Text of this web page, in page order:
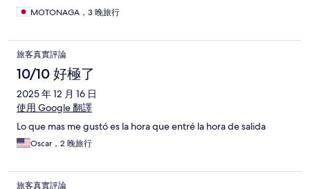
MOTONAGA，3 晚旅行
旅客真實評論
10/10 好極了
2025 年 12 月 16 日
使用 Google 翻譯
Lo que mas me gustó es la hora que entré la hora de salida
Oscar，2 晚旅行
旅客真實評論